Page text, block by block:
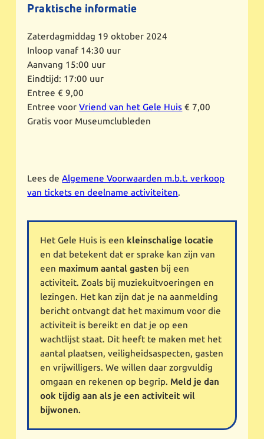
Praktische informatie
Zaterdagmiddag 19 oktober 2024
Inloop vanaf 14:30 uur
Aanvang 15:00 uur
Eindtijd: 17:00 uur
Entree € 9,00
Entree voorVriend van het Gele Huis € 7,00
Gratis voor Museumclubleden
Lees deAlgemene Voorwaarden m.b.t. verkoop
van tickets en deelname activiteiten.
Het Gele Huis is een kleinschalige locatie
en dat betekent dat er sprake kan zijn van
een maximum aantal gasten bij een
activiteit. Zoals bij muziekuitvoeringen en
lezingen. Het kan zijn dat je na aanmelding
bericht ontvangt dat het maximum voor die
activiteit is bereikt en dat je op een
wachtlijst staat. Dit heeft te maken met het
aantal plaatsen, veiligheidsaspecten, gasten
en vrijwilligers. We willen daar zorgvuldig
omgaan en rekenen op begrip. Meld je dan
ook tijdig aan als je een activiteit wil
bijwonen.